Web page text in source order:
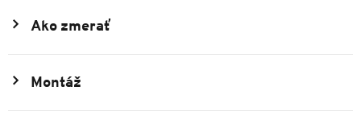
Ako zmerať
Montáž